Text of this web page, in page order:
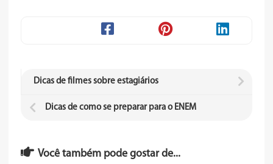
Dicas de filmes sobre estagiários
Dicas de como se preparar para o ENEM
Você também pode gostar de...